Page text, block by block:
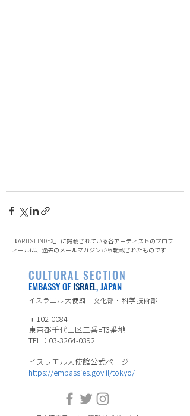
『ARTIST INDEX』 に掲載されている各アーティストのプロフ
ィールは、過去のメールマガジンから転載されたものです
CULTURAL SECTION
EMBASSY OF ISRAEL, JAPAN
イスラエル大使館 文化部・科学技術部
〒102-0084
東京都千代田区二番町3番地
TEL：03-3264-0392
イスラエル大使館公式ページ
https://embassies.gov.il/tokyo/